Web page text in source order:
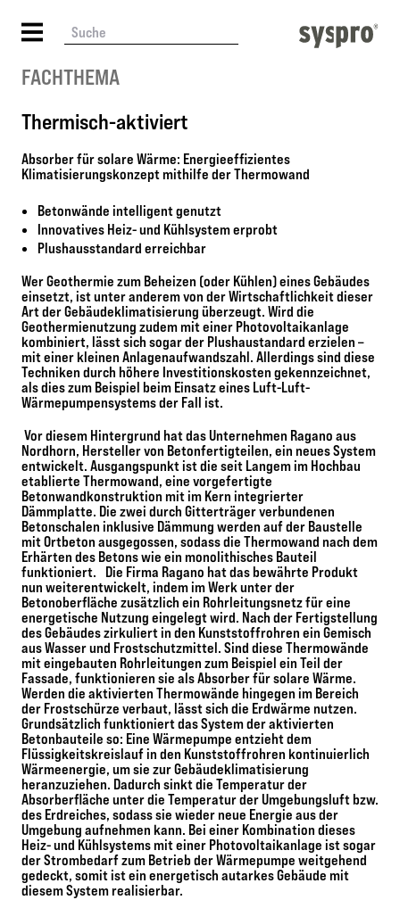
FACHTHEMA
Thermisch-aktiviert
Absorber für solare Wärme: Energieeffizientes
Klimatisierungskonzept mithilfe der Thermowand
Betonwände intelligent genutzt
Innovatives Heiz- und Kühlsystem erprobt
Plushausstandard erreichbar
Wer Geothermie zum Beheizen (oder Kühlen) eines Gebäudes
einsetzt, ist unter anderem von der Wirtschaftlichkeit dieser
Art der Gebäudeklimatisierung überzeugt. Wird die
Geothermienutzung zudem mit einer Photovoltaikanlage
kombiniert, lässt sich sogar der Plushaustandard erzielen –
mit einer kleinen Anlagenaufwandszahl. Allerdings sind diese
Techniken durch höhere Investitionskosten gekennzeichnet,
als dies zum Beispiel beim Einsatz eines Luft-Luft-
Wärmepumpensystems der Fall ist.
Vor diesem Hintergrund hat das Unternehmen Ragano aus
Nordhorn, Hersteller von Betonfertigteilen, ein neues System
entwickelt. Ausgangspunkt ist die seit Langem im Hochbau
etablierte Thermowand, eine vorgefertigte
Betonwandkonstruktion mit im Kern integrierter
Dämmplatte. Die zwei durch Gitterträger verbundenen
Betonschalen inklusive Dämmung werden auf der Baustelle
mit Ortbeton ausgegossen, sodass die Thermowand nach dem
Erhärten des Betons wie ein monolithisches Bauteil
funktioniert. Die Firma Ragano hat das bewährte Produkt
nun weiterentwickelt, indem im Werk unter der
Betonoberfläche zusätzlich ein Rohrleitungsnetz für eine
energetische Nutzung eingelegt wird. Nach der Fertigstellung
des Gebäudes zirkuliert in den Kunststoffrohren ein Gemisch
aus Wasser und Frostschutzmittel. Sind diese Thermowände
mit eingebauten Rohrleitungen zum Beispiel ein Teil der
Fassade, funktionieren sie als Absorber für solare Wärme.
Werden die aktivierten Thermowände hingegen im Bereich
der Frostschürze verbaut, lässt sich die Erdwärme nutzen.
Grundsätzlich funktioniert das System der aktivierten
Betonbauteile so: Eine Wärmepumpe entzieht dem
Flüssigkeitskreislauf in den Kunststoffrohren kontinuierlich
Wärmeenergie, um sie zur Gebäudeklimatisierung
heranzuziehen. Dadurch sinkt die Temperatur der
Absorberfläche unter die Temperatur der Umgebungsluft bzw.
des Erdreiches, sodass sie wieder neue Energie aus der
Umgebung aufnehmen kann. Bei einer Kombination dieses
Heiz- und Kühlsystems mit einer Photovoltaikanlage ist sogar
der Strombedarf zum Betrieb der Wärmepumpe weitgehend
gedeckt, somit ist ein energetisch autarkes Gebäude mit
diesem System realisierbar.